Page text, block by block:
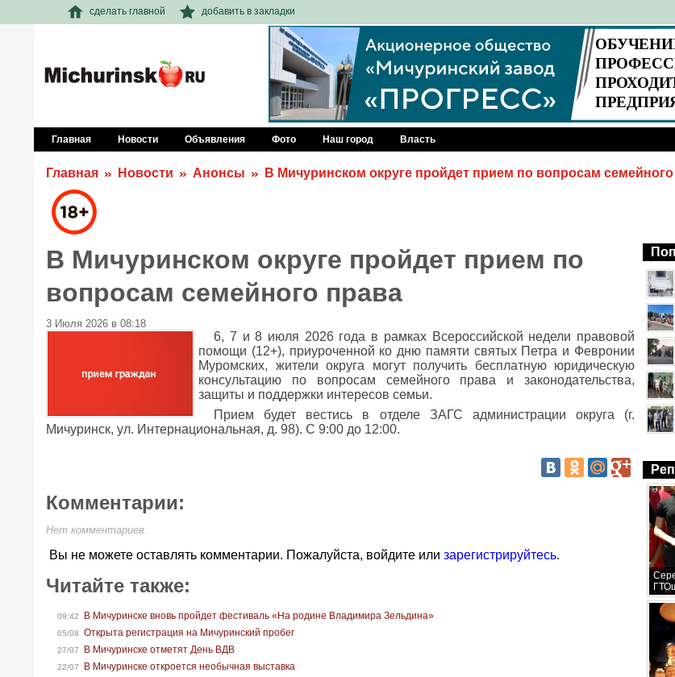
сделать главной добавить в закладки
Главная Новости Объявления Фото Наш город Власть
Главная Новости Анонсы В Мичуринском округе пройдет прием по вопросам
В Мичуринском округе пройдет прием по
вопросам семейного права
3 Июля 2026 в 08:18
6, 7 и 8 июля 2026 года в рамках Всероссийской недели правовой
помощи (12+), приуроченной ко дню памяти святых Петра и Февронии
Муромских, жители округа могут получить бесплатную юридическую
консультацию по вопросам семейного права и законодательства,
защиты и поддержки интересов семьи.
Прием будет вестись в отделе ЗАГС администрации округа (г.
Мичуринск, ул. Интернациональная, д. 98). С 9:00 до 12:00.
Комментарии:
Нет комментариев.
Вы не можете оставлять комментарии. Пожалуйста, войдите или зарегистрируйтесь.
Читайте также:
09:42 В Мичуринске вновь пройдет фестиваль «На родине Владимира Зельдина»
05/08 Открыта регистрация на Мичуринский пробег
27/07 В Мичуринске отметят День ВДВ
22/07 В Мичуринске откроется необычная выставка